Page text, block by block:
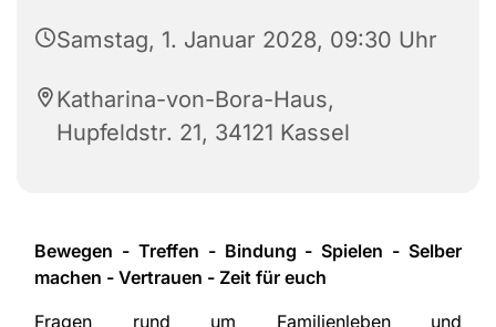
Samstag, 1. Januar 2028, 09:30 Uhr
Katharina-von-Bora-Haus,
Hupfeldstr. 21, 34121 Kassel
Bewegen - Treffen - Bindung - Spielen - Selber
machen - Vertrauen - Zeit für euch
Fragen rund um Familienleben und